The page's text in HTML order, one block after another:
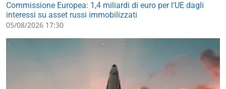
Commissione Europea: 1,4 miliardi di euro per l'UE dagli
interessi su asset russi immobilizzati
05/08/2026 17:30